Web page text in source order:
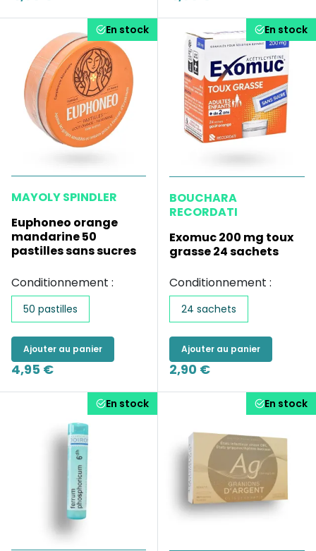
En stock
MAYOLY SPINDLER
Euphoneo orange
mandarine 50
pastilles sans sucres
Conditionnement :
50 pastilles
Ajouter au panier
4,95 €
En stock
BOUCHARA
RECORDATI
Exomuc 200 mg toux
grasse 24 sachets
Conditionnement :
24 sachets
Ajouter au panier
2,90 €
En stock En stock